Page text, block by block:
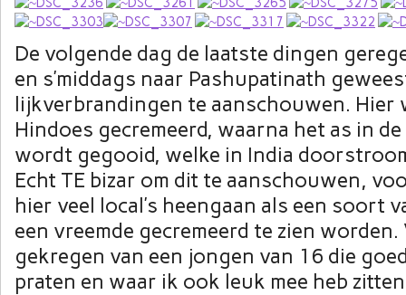
De volgende dag de laatste dingen
en s’middags naar Pashupatinath
lijkverbrandingen te aanschouwen. Hier
Hindoes gecremeerd, waarna het as in
wordt gegooid, welke in India
Echt TE bizar om dit te aanschouwen,
hier veel local’s heengaan als een soort
een vreemde gecremeerd te zien
gekregen van een jongen van 16 die
praten en waar ik ook leuk mee heb